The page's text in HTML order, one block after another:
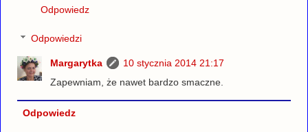
Odpowiedz
Odpowiedzi
Margarytka
10 stycznia 2014 21:17
Zapewniam, że nawet bardzo smaczne.
Odpowiedz